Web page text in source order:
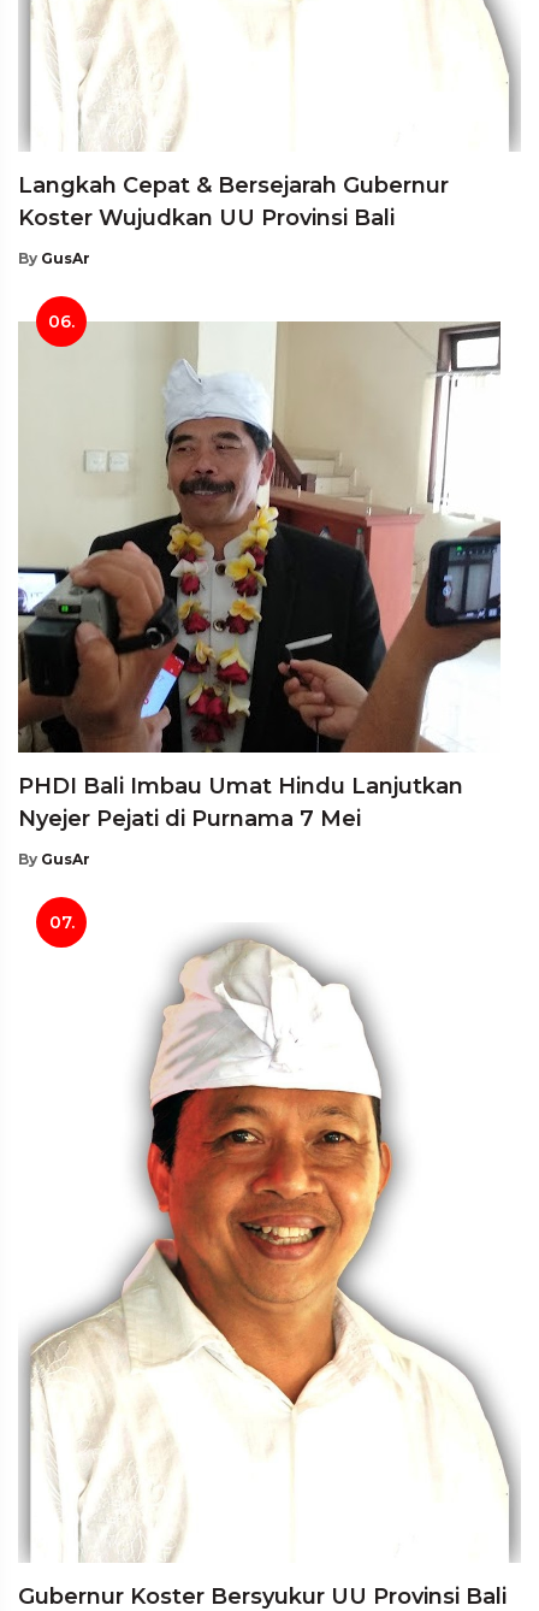
Langkah Cepat & Bersejarah Gubernur
Koster Wujudkan UU Provinsi Bali
By GusAr
06.
PHDI Bali Imbau Umat Hindu Lanjutkan
Nyejer Pejati di Purnama 7 Mei
By GusAr
07.
Gubernur Koster Bersyukur UU Provinsi Bali